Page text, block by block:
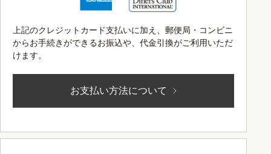
上記のクレジットカード支払いに加え、郵便局・コンビニ
からお手続きができるお振込や、代金引換がご利用いただ
けます。
お支払い方法について